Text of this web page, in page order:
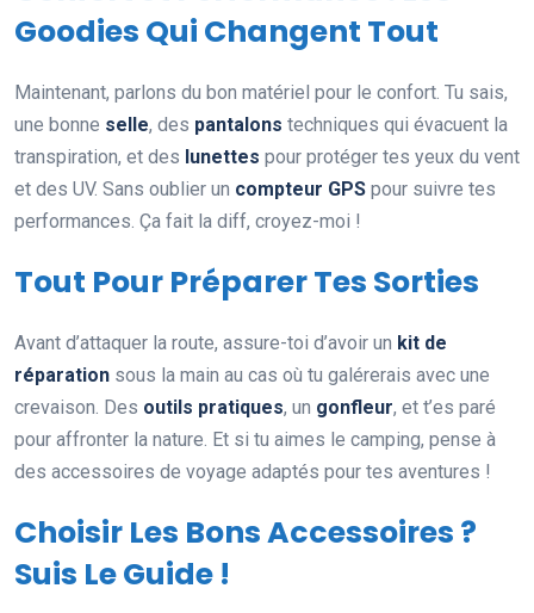
Goodies Qui Changent Tout
Maintenant, parlons du bon matériel pour le confort. Tu sais,
une bonne selle, des pantalons techniques qui évacuent la
transpiration, et des lunettes pour protéger tes yeux du vent
et des UV. Sans oublier un compteur GPS pour suivre tes
performances. Ça fait la diff, croyez-moi !
Tout Pour Préparer Tes Sorties
Avant d’attaquer la route, assure-toi d’avoir un kit de
réparation sous la main au cas où tu galérerais avec une
crevaison. Des outils pratiques, un gonfleur, et t’es paré
pour affronter la nature. Et si tu aimes le camping, pense à
des accessoires de voyage adaptés pour tes aventures !
Choisir Les Bons Accessoires ?
Suis Le Guide !